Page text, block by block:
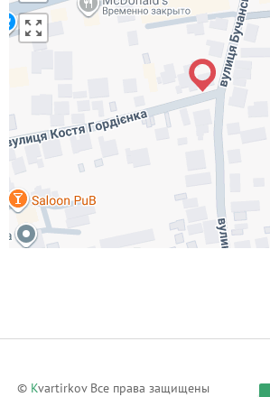
© Kvartirkov Все права защищены